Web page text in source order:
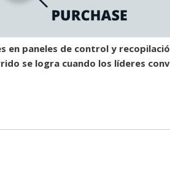
en paneles de control y
se logra cuando los líderes